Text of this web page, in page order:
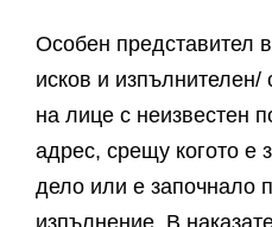
Особен представител
исков и изпълнителен/
на лице с неизвестен
адрес, срещу когото е
дело или е започнало